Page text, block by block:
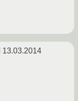
13.03.2014